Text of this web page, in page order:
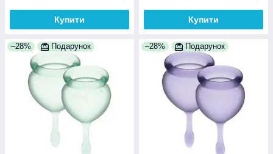
Купити Купити
–28% Подарунок –28% Подарунок